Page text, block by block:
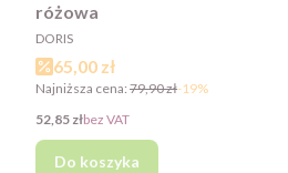
różowa
PRODUCENT
DORIS
Cena promocyjna
65,00 zł
Najniższa cena: 79,90 zł-19%
Cena
52,85 złbez VAT
Do koszyka